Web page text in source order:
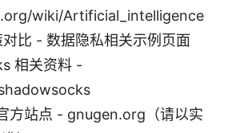
wiki/Artificial_intelligence
比 - 数据隐私相关示例页面
相关资料 -
方站点 - gnugen.org（请以实